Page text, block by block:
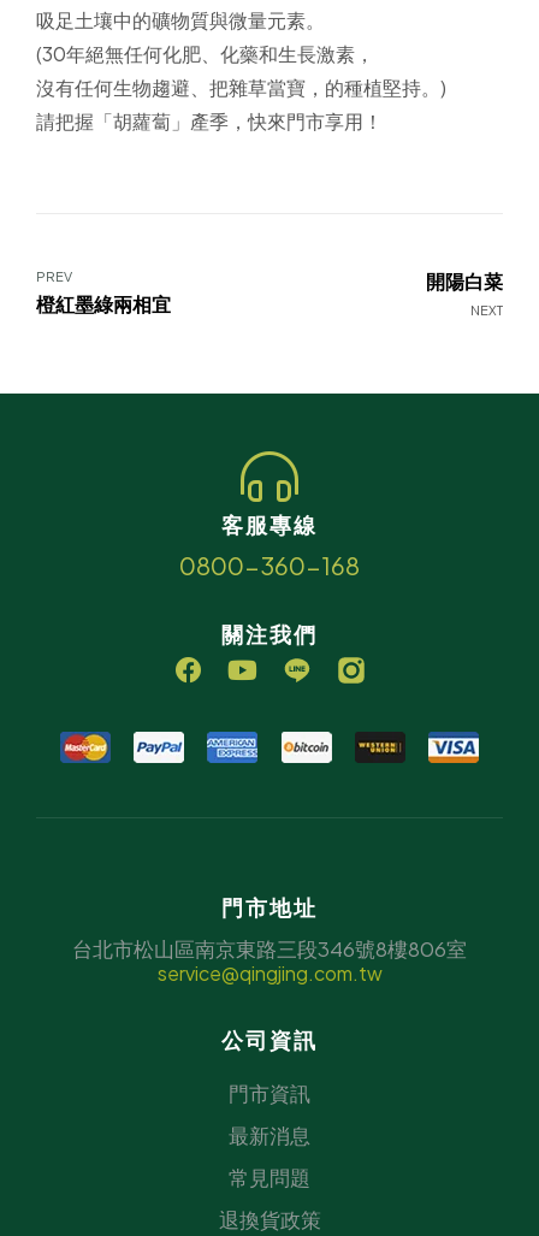
吸足土壤中的礦物質與微量元素。
(30年絕無任何化肥、化藥和生長激素，
沒有任何生物趨避、把雜草當寶，的種植堅持。)
請把握「胡蘿蔔」產季，快來門市享用！
PREV
橙紅墨綠兩相宜 NEXT
開陽白菜
客服專線
0800-360-168
關注我們
門市地址
台北市松山區南京東路三段346號8樓806室
service@qingjing.com.tw
公司資訊
門市資訊
最新消息
常見問題
退換貨政策